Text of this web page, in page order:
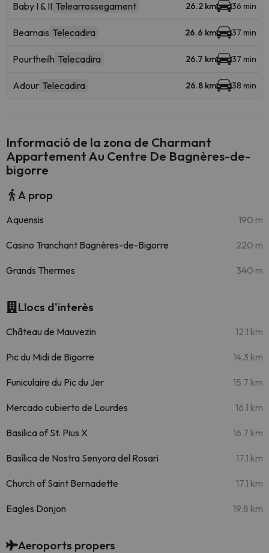
Baby I & II Telearrossegament 26.2 km 36 min
Bearnais Telecadira 26.6 km 37 min
Pourtheilh Telecadira 26.7 km 37 min
Adour Telecadira 26.8 km 38 min
Informació de la zona de Charmant
Appartement Au Centre De Bagnères-de-
bigorre
A prop
Aquensis 190 m
Casino Tranchant Bagnères-de-Bigorre 220 m
Grands Thermes 340 m
Llocs d'interès
Château de Mauvezin 12.1 km
Pic du Midi de Bigorre 14.3 km
Funiculaire du Pic du Jer 15.7 km
Mercado cubierto de Lourdes 16.1 km
Basilica of St. Pius X 16.7 km
Basílica de Nostra Senyora del Rosari 17.1 km
Church of Saint Bernadette 17.1 km
Eagles Donjon 19.8 km
Aeroports propers